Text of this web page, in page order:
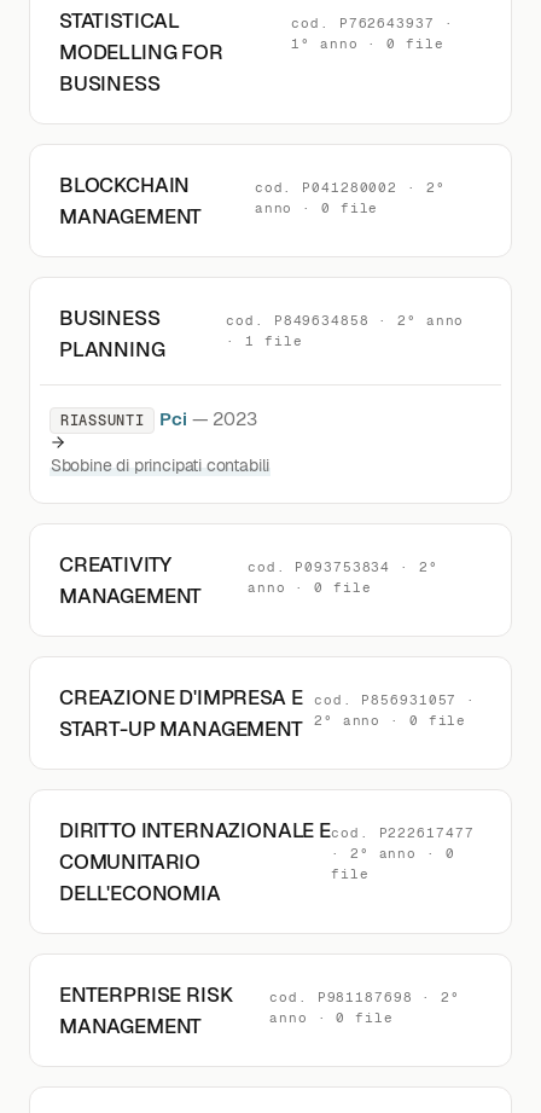
STATISTICAL
MODELLING FOR
BUSINESS
cod. P762643937 ·
1° anno · 0 file
BLOCKCHAIN
MANAGEMENT
cod. P041280002 · 2°
anno · 0 file
BUSINESS
PLANNING
cod. P849634858 · 2° anno
· 1 file
RIASSUNTI Pci — 2023
Sbobine di principati contabili
CREATIVITY
MANAGEMENT
cod. P093753834 · 2°
anno · 0 file
CREAZIONE D'IMPRESA E
START-UP MANAGEMENT
cod. P856931057 ·
2° anno · 0 file
DIRITTO INTERNAZIONALE E
COMUNITARIO
DELL'ECONOMIA
cod. P222617477
· 2° anno · 0
file
ENTERPRISE RISK
MANAGEMENT
cod. P981187698 · 2°
anno · 0 file